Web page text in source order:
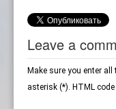
Leave a
Make sure you enter
asterisk (*). HTML